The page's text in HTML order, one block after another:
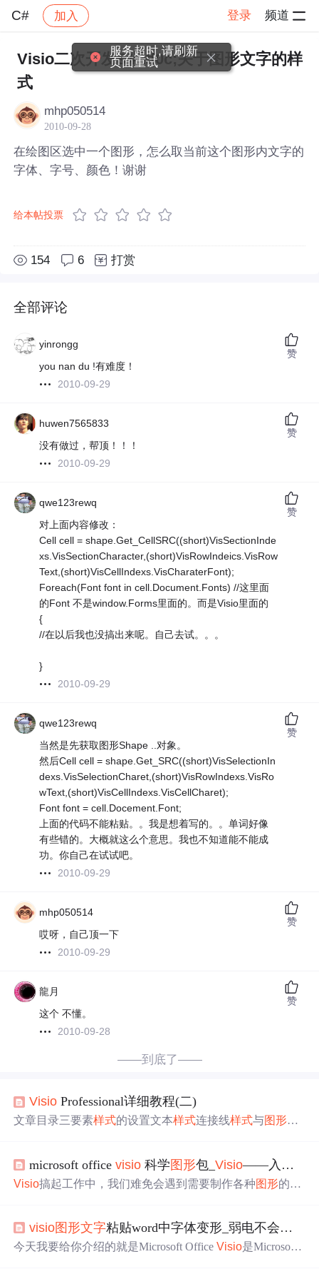
C# 加入 登录 频道
社区 C# 帖子详情
Visio二次开发&#xff0c;关于图形文字的样
式
mhp050514
2010-09-28
在绘图区选中一个图形，怎么取当前这个图形内文字的
字体、字号、颜色！谢谢
给本帖投票
154 6 打赏
全部评论
yinrongg
you nan du !有难度！
2010-09-29
赞
huwen7565833
没有做过，帮顶！！！
2010-09-29
赞
qwe123rewq
对上面内容修改：
Cell cell = shape.Get_CellSRC((short)VisSectionInde
xs.VisSectionCharacter,(short)VisRowIndeics.VisRow
Text,(short)VisCellIndexs.VisCharaterFont);
Foreach(Font font in cell.Document.Fonts) //这里面
的Font 不是window.Forms里面的。而是Visio里面的
{
//在以后我也没搞出来呢。自己去试。。。
}
2010-09-29
赞
qwe123rewq
当然是先获取图形Shape ..对象。
然后Cell cell = shape.Get_SRC((short)VisSelectionIn
dexs.VisSelectionCharet,(short)VisRowIndexs.VisRo
wText,(short)VisCellIndexs.VisCellCharet);
Font font = cell.Docement.Font;
上面的代码不能粘贴。。我是想着写的。。单词好像
有些错的。大概就这么个意思。我也不知道能不能成
功。你自己在试试吧。
2010-09-29
赞
mhp050514
哎呀，自己顶一下
2010-09-29
赞
龍月
这个 不懂。
2010-09-28
赞
——到底了——
Visio Professional详细教程(二)
文章目录三要素样式的设置文本样式连接线样式与图形样
什么区别 还有些功能我们可以通过点这个小图标，然后会
弹出来一个面板进行设置。 我们可以通过这个面板对中文
尺上设置左对齐，右对齐。。。 制表位tab结合标尺 连接
线 样式与图形 样式 当我点击连接点这个选项，我们可以看
到 图形上面
microsoft officevisio 科学图形包_Visio——入门教程
Visio搞起工作中，我们难免会遇到需要制作各种图形的时
够！今天小编就给大家带来一款非常好用的绘制流程图和
矢量图形的软件——Visio。帮你一键缓解复杂图形绘制的
visio图形文字粘贴word中字体变形_弱电不会制作cad图，花3分钟看完，只要会用WORD保证你能画出来...
今天我要给你介绍的就是Microsoft OfficeVisio是Microsoft
服务超时,请刷新
页面重试